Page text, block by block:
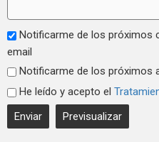
Notificarme de los próximos
email
Notificarme de los próximos
He leído y acepto el